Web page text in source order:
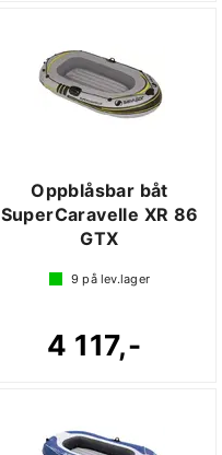
Oppblåsbar båt
SuperCaravelle XR 86
GTX
9 på lev.lager
4 117,-